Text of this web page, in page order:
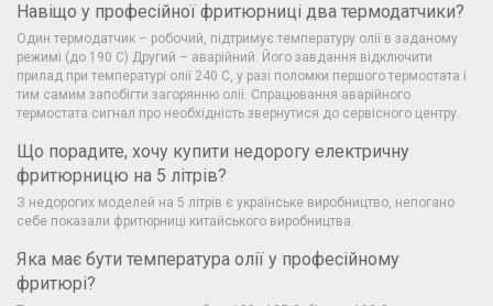
Навіщо у професійної фритюрниці два термодатчики?
Один термодатчик – робочий, підтримує температуру олії в заданому
режимі (до 190 С) Другий – аварійний. Його завдання відключити
прилад при температурі олії 240 С, у разі поломки першого термостата і
тим самим запобігти загорянню олії. Спрацювання аварійного
термостата сигнал про необхідність звернутися до сервісного центру.
Що порадите, хочу купити недорогу електричну
фритюрницю на 5 літрів?
З недорогих моделей на 5 літрів є українське виробництво, непогано
себе показали фритюрниці китайського виробництва.
Яка має бути температура олії у професійному
фритюрі?